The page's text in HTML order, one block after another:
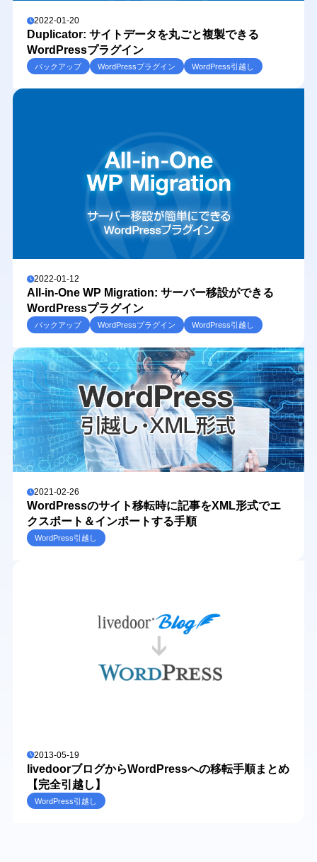
2022-01-20
Duplicator: サイトデータを丸ごと複製できる
WordPressプラグイン
バックアップ WordPressプラグイン WordPress引越し
2022-01-12
All-in-One WP Migration: サーバー移設ができる
WordPressプラグイン
バックアップ WordPressプラグイン WordPress引越し
2021-02-26
WordPressのサイト移転時に記事をXML形式でエ
クスポート＆インポートする手順
WordPress引越し
2013-05-19
livedoorブログからWordPressへの移転手順まとめ
【完全引越し】
WordPress引越し